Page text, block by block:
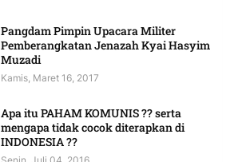
Pangdam Pimpin Upacara Militer
Pemberangkatan Jenazah Kyai Hasyim
Muzadi
Kamis, Maret 16, 2017
Apa itu PAHAM KOMUNIS ?? serta
mengapa tidak cocok diterapkan di
INDONESIA ??